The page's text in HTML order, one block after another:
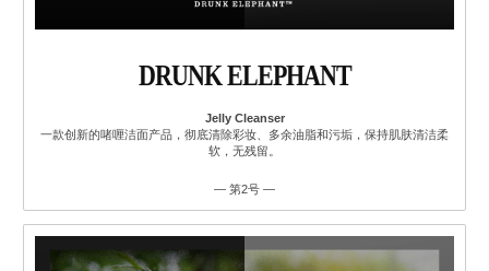
DRUNK ELEPHANT
Jelly Cleanser
一款创新的啫喱洁面产品，彻底清除彩妆、多余油脂和污垢，保持肌肤清洁柔
软，无残留。
— 第2号 —